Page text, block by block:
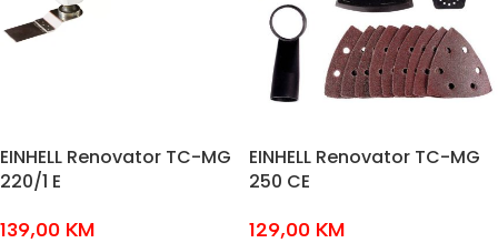
EINHELL Renovator TC-MG
220/1 E
139,00 KM
EINHELL Renovator TC-MG
250 CE
129,00 KM